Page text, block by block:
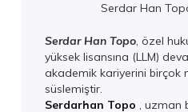
Serdar Han
Serdar Han Topo, özel
yüksek lisansına (LLM)
akademik kariyerini birçok
süslemiştir.
Serdarhan Topo , uzman